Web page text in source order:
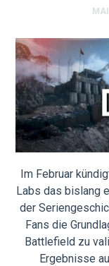
Im Februar
Labs das bislang
der
Fans die
Battlefield zu
Ergebnisse